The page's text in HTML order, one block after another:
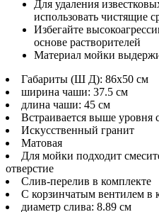
Для удаления
использовать чистящие
Избегайте
основе растворителей
Материал мойки
Габариты (Ш Д): 86x50 см
ширина чаши: 37.5 см
длина чаши: 45 см
Встраивается выше уровня
Искусственный гранит
Матовая
Для мойки подходит
отверстие
Слив-перелив в комплекте
С корзинчатым вентилем в
диаметр слива: 8.89 см